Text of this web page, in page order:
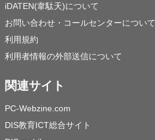
iDATEN(韋駄天)について
お問い合わせ・コールセンターについて
利用規約
利用者情報の外部送信について
関連サイト
PC-Webzine.com
DIS教育ICT総合サイト